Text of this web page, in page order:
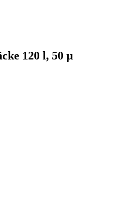
120 l, 50 µ